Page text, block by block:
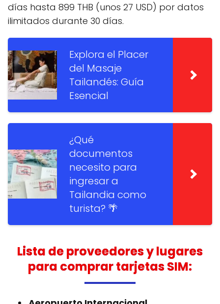
días hasta 899 THB (unos 27 USD) por datos
ilimitados durante 30 días.
Explora el Placer
del Masaje
Tailandés: Guía
Esencial
¿Qué
documentos
necesito para
ingresar a
Tailandia como
turista? 🌴
Lista de proveedores y lugares
para comprar tarjetas SIM: